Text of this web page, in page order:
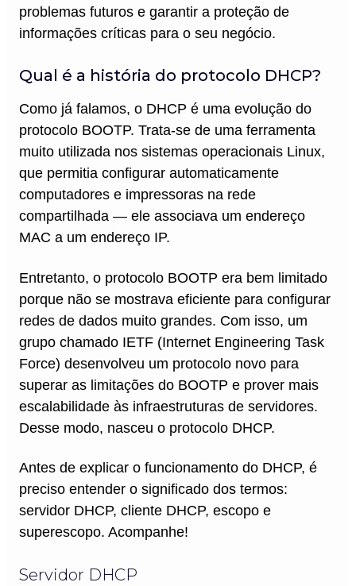
problemas futuros e garantir a proteção de
informações críticas para o seu negócio.
Qual é a história do protocolo DHCP?
Como já falamos, o DHCP é uma evolução do
protocolo BOOTP. Trata-se de uma ferramenta
muito utilizada nos sistemas operacionais Linux,
que permitia configurar automaticamente
computadores e impressoras na rede
compartilhada — ele associava um endereço
MAC a um endereço IP.
Entretanto, o protocolo BOOTP era bem limitado
porque não se mostrava eficiente para configurar
redes de dados muito grandes. Com isso, um
grupo chamado IETF (Internet Engineering Task
Force) desenvolveu um protocolo novo para
superar as limitações do BOOTP e prover mais
escalabilidade às infraestruturas de servidores.
Desse modo, nasceu o protocolo DHCP.
Antes de explicar o funcionamento do DHCP, é
preciso entender o significado dos termos:
servidor DHCP, cliente DHCP, escopo e
superescopo. Acompanhe!
Servidor DHCP